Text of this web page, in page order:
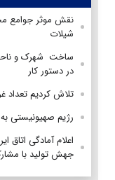
نقش موثر جوامع
شیلات
ساخت شهرک و
در دستور کار
تلاش کردیم
رژیم صهیونیستی
اعلام آمادگی اتاق
جهش تولید با